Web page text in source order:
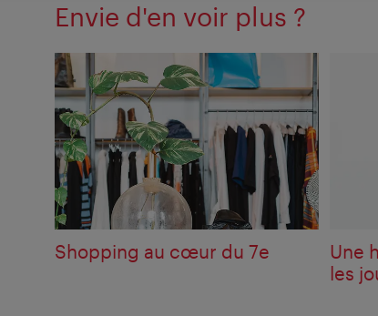
Envie d'en voir plus ?
Shopping au cœur du 7e
Une
les